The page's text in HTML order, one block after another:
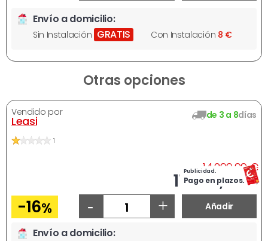
Envío a domicilio:
Sin Instalación GRATIS Con Instalación 8 €
Otras opciones
Vendido por
Leasi
1
de 3 a 8días
-16%
14.299,99 €
Ahora
11.904,51 €
Publicidad.
Pago en plazos.
- + Añadir
Envío a domicilio: